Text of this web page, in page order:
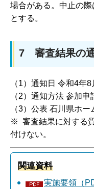
場合がある。中止の
とする。
7 審査結果の
（1）通知日 令和4年8
（2）通知方法 参加申
（3）公表 石川県ホー
※ 審査結果に対する
付けない。
関連資料
実施要領（